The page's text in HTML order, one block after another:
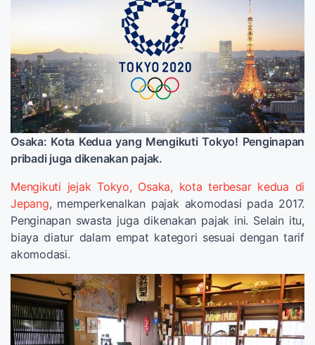
Osaka: Kota Kedua yang Mengikuti Tokyo! Penginapan
pribadi juga dikenakan pajak.
Mengikuti jejak Tokyo, Osaka, kota terbesar kedua di
Jepang, memperkenalkan pajak akomodasi pada 2017.
Penginapan swasta juga dikenakan pajak ini. Selain itu,
biaya diatur dalam empat kategori sesuai dengan tarif
akomodasi.